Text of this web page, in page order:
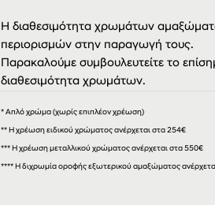
Η διαθεσιμότητα χρωμάτων
περιορισμών στην παραγωγή τους.
Παρακαλούμε συμβουλευτείτε το
διαθεσιμότητα χρωμάτων.
* Απλό χρώμα (χωρίς επιπλέον χρέωση)
** Η χρέωση ειδικού χρώματος ανέρχεται στα 254€
*** Η χρέωση μεταλλικού χρώματος ανέρχεται στα 550€
**** Η διχρωμία οροφής εξωτερικού αμαξώματος